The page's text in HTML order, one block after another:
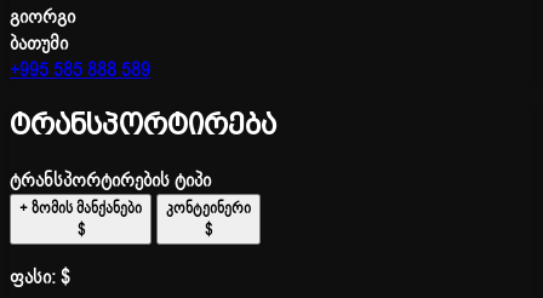
გიორგი
ბათუმი
+995 585 888 589
ტრანსპორტირება
ტრანსპორტირების ტიპი
+ ზომის მანქანები
$
კონტეინერი
$
ფასი:$